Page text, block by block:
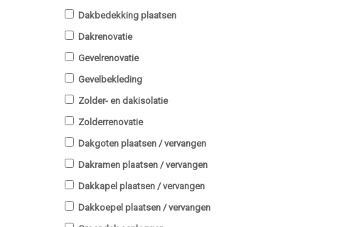
Dakbedekking plaatsen
Dakrenovatie
Gevelrenovatie
Gevelbekleding
Zolder- en dakisolatie
Zolderrenovatie
Dakgoten plaatsen / vervangen
Dakramen plaatsen / vervangen
Dakkapel plaatsen / vervangen
Dakkoepel plaatsen / vervangen